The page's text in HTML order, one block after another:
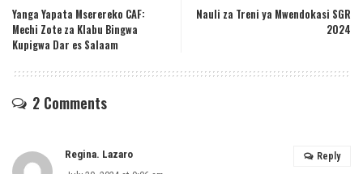
Yanga Yapata Mserereko CAF:
Mechi Zote za Klabu Bingwa
Kupigwa Dar es Salaam
Nauli za Treni ya Mwendokasi SGR
2024
2 Comments
Regina. Lazaro
Reply